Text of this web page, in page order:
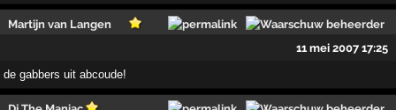
Martijn van Langen
11 mei 2007 17:25
de gabbers uit abcoude!